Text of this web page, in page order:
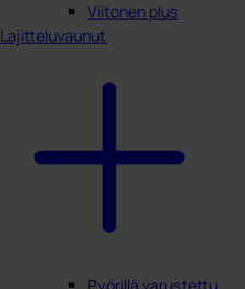
Viitonen plus
Lajitteluvaunut